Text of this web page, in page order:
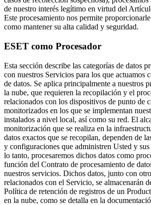
de nuestro interés legítimo en virtud del
Este procesamiento nos permite
como mantener su alta calidad y seguridad.
ESET como Procesador
Esta sección describe las categorías de datos
con nuestros Servicios para los que actuamos
de datos. Se aplica principalmente a nuestros
la nube, que requieren la recopilación y el
relacionados con los dispositivos de punto de
monitorizados en los que se implementan
instalados a nivel local, así como su red. El
monitorización que se realiza en la
datos exactos que se recopilan, dependen de
y configuraciones que administren Usted y
lo tanto, procesaremos dichos datos como
función del Contrato de procesamiento de
nuestros servicios. Dichos datos, junto con
relacionados con el Servicio, se almacenarán
Política de retención de registros de un
en la nube, como se detalla en la